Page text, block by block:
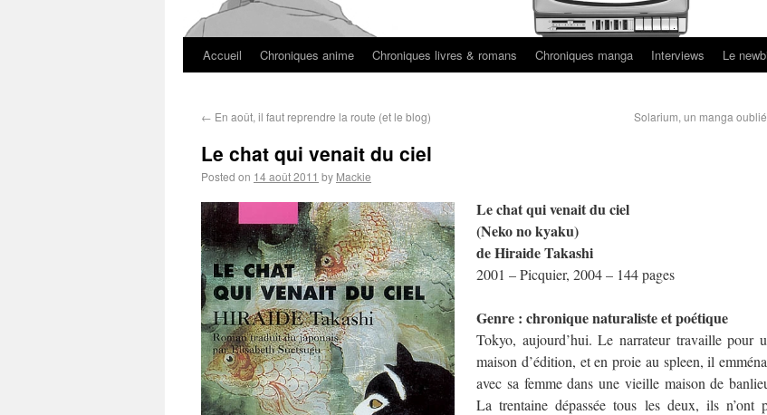
Accueil Chroniques anime Chroniques livres & romans Chroniques manga Interviews Le
← En août, il faut reprendre la route (et le blog) Solarium, un manga oublié
Le chat qui venait du ciel
Posted on 14 août 2011 by Mackie
Le chat qui venait du ciel
(Neko no kyaku)
de Hiraide Takashi
2001 – Picquier, 2004 – 144 pages
Genre : chronique naturaliste et poétique
Tokyo, aujourd’hui. Le narrateur travaille pour
maison d’édition, et en proie au spleen, il
avec sa femme dans une vieille maison de
La trentaine dépassée tous les deux, ils n’ont